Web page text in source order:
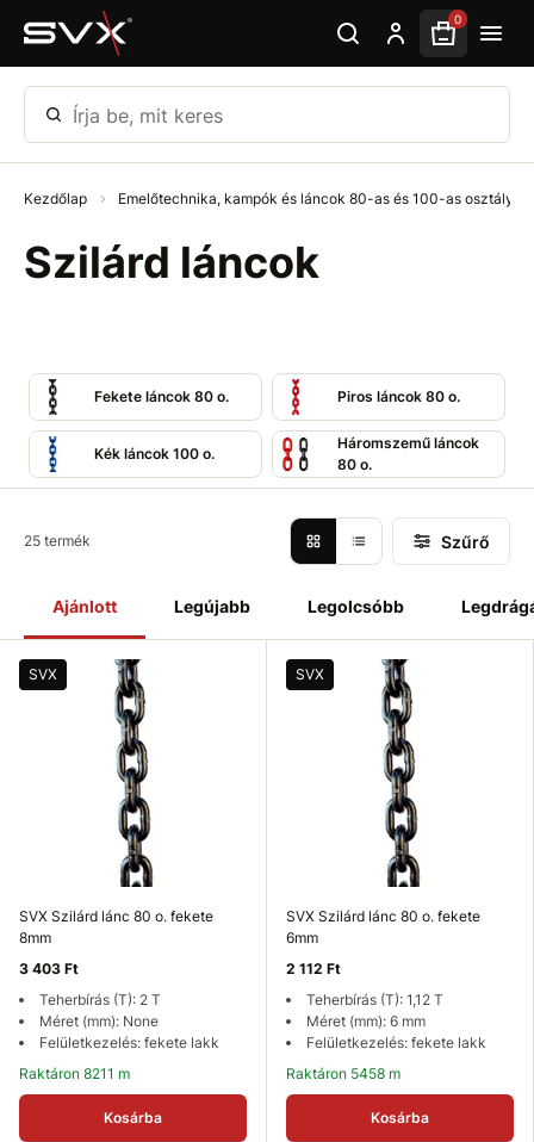
Ugrás az oldal fő részéhez 0
Írja be, mit keres
Kezdőlap Emelőtechnika, kampók és láncok 80-as és 100-as osztály
Szilárd láncok
Fekete láncok 80 o. Piros láncok 80 o.
Kék láncok 100 o.
Háromszemű láncok
80 o.
Ajánlott Legújabb Legolcsóbb
25 termék Szűrő
SVX
SVX Szilárd lánc 80 o. fekete
8mm
3 403 Ft
Teherbírás (T): 2 T
Méret (mm): None
Felületkezelés: fekete lakk
Raktáron 8211 m
Kosárba
SVX
SVX Szilárd lánc 80 o. fekete
6mm
2 112 Ft
Teherbírás (T): 1,12 T
Méret (mm): 6 mm
Felületkezelés: fekete lakk
Raktáron 5458 m
Kosárba